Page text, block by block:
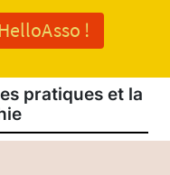
!
pratiques et la